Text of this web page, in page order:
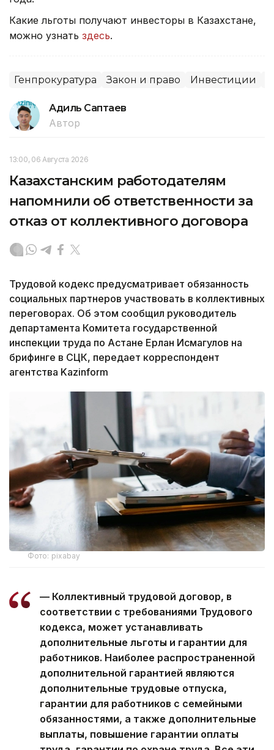
Какие льготы получают инвесторы в Казахстане,
можно узнать здесь.
Генпрокуратура Закон и право Инвестиции
Адиль Саптаев
Автор
13:00, 06 Августа 2026
Казахстанским работодателям
напомнили об ответственности за
отказ от коллективного договора
Трудовой кодекс предусматривает обязанность
социальных партнеров участвовать в коллективных
переговорах. Об этом сообщил руководитель
департамента Комитета государственной
инспекции труда по Астане Ерлан Исмагулов на
брифинге в СЦК, передает корреспондент
агентства Kazinform
Фото: pixabay
— Коллективный трудовой договор, в
соответствии с требованиями Трудового
кодекса, может устанавливать
дополнительные льготы и гарантии для
работников. Наиболее распространенной
дополнительной гарантией являются
дополнительные трудовые отпуска,
гарантии для работников с семейными
обязанностями, а также дополнительные
выплаты, повышение гарантии оплаты